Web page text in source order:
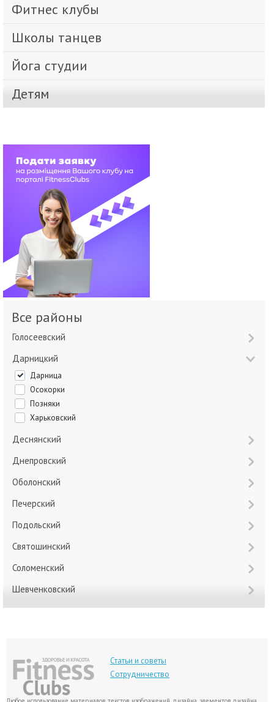
Фитнес клубы
Школы танцев
Йога студии
Детям
Все районы
Голосеевский
Дарницкий
Дарница
Осокорки
Позняки
Харьковский
Деснянский
Днепровский
Оболонский
Печерский
Подольский
Святошинский
Соломенский
Шевченковский
Статьи и советы
Сотрудничество